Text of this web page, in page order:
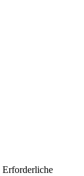
Erforderliche